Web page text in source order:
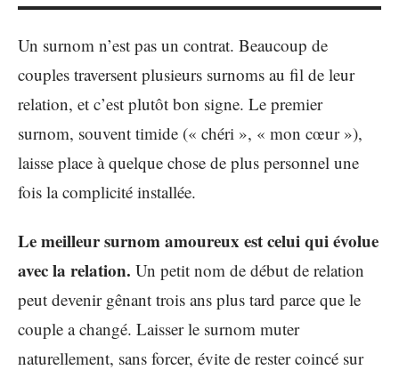
Un surnom n’est pas un contrat. Beaucoup de
couples traversent plusieurs surnoms au fil de leur
relation, et c’est plutôt bon signe. Le premier
surnom, souvent timide (« chéri », « mon cœur »),
laisse place à quelque chose de plus personnel une
fois la complicité installée.
Le meilleur surnom amoureux est celui qui évolue
avec la relation. Un petit nom de début de relation
peut devenir gênant trois ans plus tard parce que le
couple a changé. Laisser le surnom muter
naturellement, sans forcer, évite de rester coincé sur